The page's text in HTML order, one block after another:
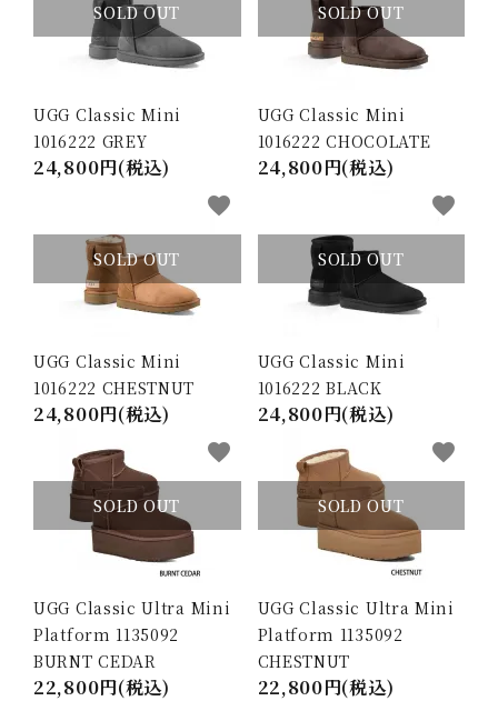
SOLD OUT
UGG Classic Mini
1016222 GREY
24,800円(税込)
SOLD OUT
UGG Classic Mini
1016222 CHOCOLATE
24,800円(税込)
SOLD OUT
UGG Classic Mini
1016222 CHESTNUT
24,800円(税込)
favorite
SOLD OUT
UGG Classic Mini
1016222 BLACK
24,800円(税込)
favorite
SOLD OUT
UGG Classic Ultra Mini
Platform 1135092
BURNT CEDAR
22,800円(税込)
favorite
SOLD OUT
UGG Classic Ultra Mini
Platform 1135092
CHESTNUT
22,800円(税込)
favorite